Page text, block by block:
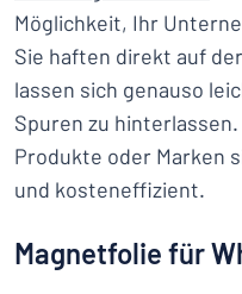
Möglichkeit, Ihr
Sie haften direkt auf
lassen sich genauso
Spuren zu
Produkte oder Marken
und kosteneffizient.
Magnetfolie für